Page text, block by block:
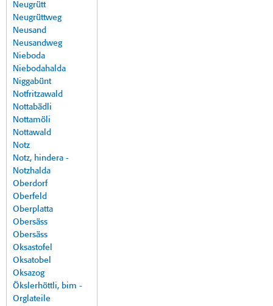
Neugrütt
Neugrüttweg
Neusand
Neusandweg
Nieboda
Niebodahalda
Niggabünt
Notfritzawald
Nottabädli
Nottamöli
Nottawald
Notz
Notz, hindera -
Notzhalda
Oberdorf
Oberfeld
Oberplatta
Obersäss
Obersäss
Oksastofel
Oksatobel
Oksazog
Ökslerhöttli, bim -
Orglateile